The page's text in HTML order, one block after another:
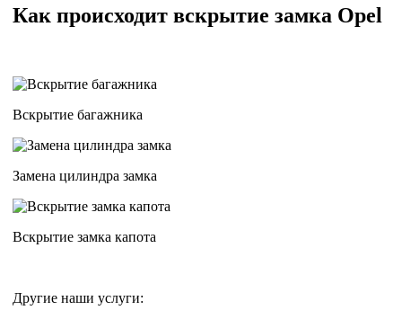
Как происходит вскрытие замка Opel
Вскрытие багажника
Замена цилиндра замка
Вскрытие замка капота
Другие наши услуги: